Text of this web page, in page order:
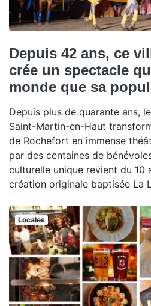
Depuis 42 ans, ce
crée un spectacle
monde que sa
Depuis plus de quarante ans,
Saint-Martin-en-Haut
de Rochefort en immense
par des centaines de
culturelle unique revient du 10
création originale baptisée La
Locales